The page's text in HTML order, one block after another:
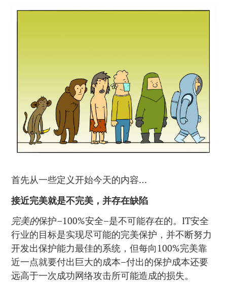
首先从一些定义开始今天的内容…
接近完美就是不完美，并存在缺陷
完美的保护–100%安全–是不可能存在的。IT安全
行业的目标是实现尽可能的完美保护，并不断努力
开发出保护能力最佳的系统，但每向100%完美靠
近一点就要付出巨大的成本–付出的保护成本还要
远高于一次成功网络攻击所可能造成的损失。